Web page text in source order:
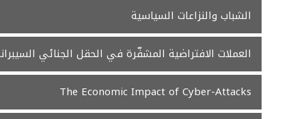
الشباب والنزاعات السياسية
العملات الافتراضية المشفّرة في الحقل الجنائي
The Economic Impact of Cyber-Attacks